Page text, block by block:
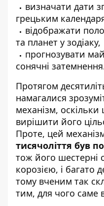
визначати дати
грецьким
відображати
та планет у зодіаку,
прогнозувати
сонячні
Протягом
намагалися
механізм,
вирішити його
Проте, цей
тисячоліття був
тож його шестерні
корозією, і багато
тому вченим так
тим, для чого саме